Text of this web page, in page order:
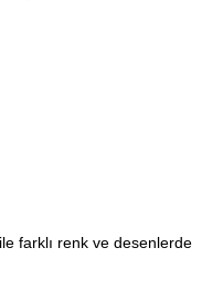
farklı renk ve desenlerde